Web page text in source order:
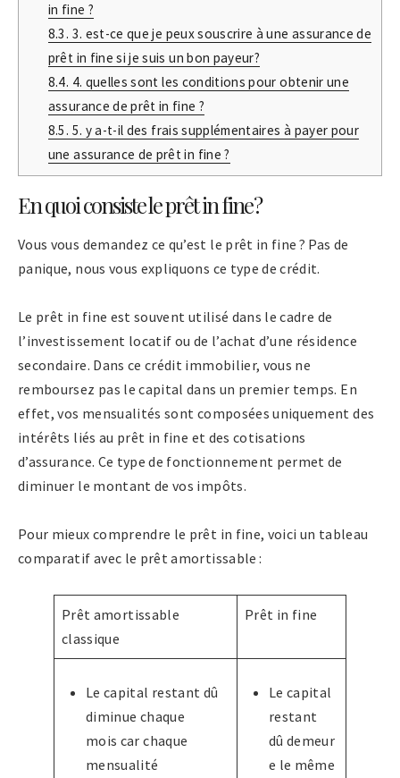
in fine ?
8.3. 3. est-ce que je peux souscrire à une assurance de
prêt in fine si je suis un bon payeur?
8.4. 4. quelles sont les conditions pour obtenir une
assurance de prêt in fine ?
8.5. 5. y a-t-il des frais supplémentaires à payer pour
une assurance de prêt in fine ?
En quoi consiste le prêt in fine ?
Vous vous demandez ce qu’est le prêt in fine ? Pas de
panique, nous vous expliquons ce type de crédit.
Le prêt in fine est souvent utilisé dans le cadre de
l’investissement locatif ou de l’achat d’une résidence
secondaire. Dans ce crédit immobilier, vous ne
remboursez pas le capital dans un premier temps. En
effet, vos mensualités sont composées uniquement des
intérêts liés au prêt in fine et des cotisations
d’assurance. Ce type de fonctionnement permet de
diminuer le montant de vos impôts.
Pour mieux comprendre le prêt in fine, voici un tableau
comparatif avec le prêt amortissable :
Prêt amortissable
classique
Prêt in fine
Le capital restant dû
diminue chaque
mois car chaque
mensualité
Le capital
restant
dû demeur
e le même